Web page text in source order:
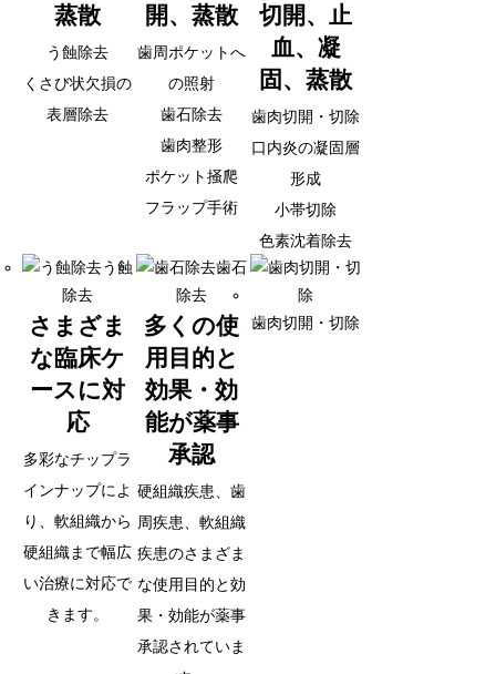
蒸散
う蝕除去
くさび状欠損の
表層除去
開、蒸散
歯周ポケットへ
の照射
歯石除去
歯肉整形
ポケット掻爬
フラップ手術
切開、止
血、凝
固、蒸散
歯肉切開・切除
口内炎の凝固層
形成
小帯切除
色素沈着除去
う蝕
除去
さまざま
な臨床ケ
ースに対
応
多彩なチップラ
インナップによ
り、軟組織から
硬組織まで幅広
い治療に対応で
きます。
歯石
除去
多くの使
用目的と
効果・効
能が薬事
承認
硬組織疾患、歯
周疾患、軟組織
疾患のさまざま
な使用目的と効
果・効能が薬事
承認されていま
歯肉切開・切除